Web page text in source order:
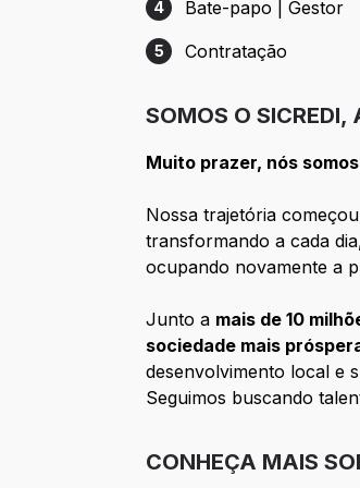
Etapa 4: Bate-papo |
4 Bate-papo | Gestor
Etapa 5: Contratação
5 Contratação
SOMOS O
Muito prazer, nós
Nossa trajetória
transformando a cada
ocupando novamente a
Junto a mais de 10
sociedade mais
desenvolvimento local e
Seguimos buscando
CONHEÇA MAIS